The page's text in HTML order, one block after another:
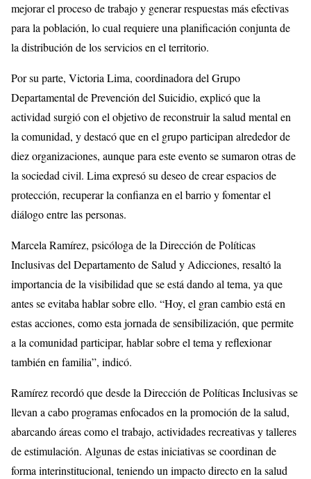
mejorar el proceso de trabajo y generar respuestas más efectivas
para la población, lo cual requiere una planificación conjunta de
la distribución de los servicios en el territorio.
Por su parte, Victoria Lima, coordinadora del Grupo
Departamental de Prevención del Suicidio, explicó que la
actividad surgió con el objetivo de reconstruir la salud mental en
la comunidad, y destacó que en el grupo participan alrededor de
diez organizaciones, aunque para este evento se sumaron otras de
la sociedad civil. Lima expresó su deseo de crear espacios de
protección, recuperar la confianza en el barrio y fomentar el
diálogo entre las personas.
Marcela Ramírez, psicóloga de la Dirección de Políticas
Inclusivas del Departamento de Salud y Adicciones, resaltó la
importancia de la visibilidad que se está dando al tema, ya que
antes se evitaba hablar sobre ello. “Hoy, el gran cambio está en
estas acciones, como esta jornada de sensibilización, que permite
a la comunidad participar, hablar sobre el tema y reflexionar
también en familia”, indicó.
Ramírez recordó que desde la Dirección de Políticas Inclusivas se
llevan a cabo programas enfocados en la promoción de la salud,
abarcando áreas como el trabajo, actividades recreativas y talleres
de estimulación. Algunas de estas iniciativas se coordinan de
forma interinstitucional, teniendo un impacto directo en la salud